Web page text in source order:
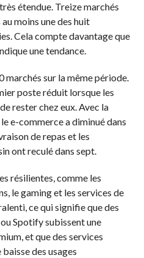
étendue. Treize marchés
moins une des huit
Cela compte davantage que
une tendance.
marchés sur la même période.
poste réduit lorsque les
rester chez eux. Avec la
e-commerce a diminué dans
de repas et les
ont reculé dans sept.
résilientes, comme les
le gaming et les services de
ce qui signifie que des
Spotify subissent une
et que des services
des usages